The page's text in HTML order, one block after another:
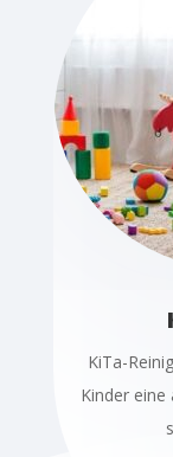
KiTa-
Kinder eine